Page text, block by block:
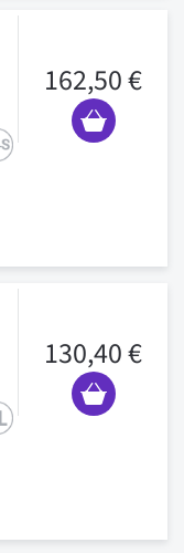
162,50 €
130,40 €